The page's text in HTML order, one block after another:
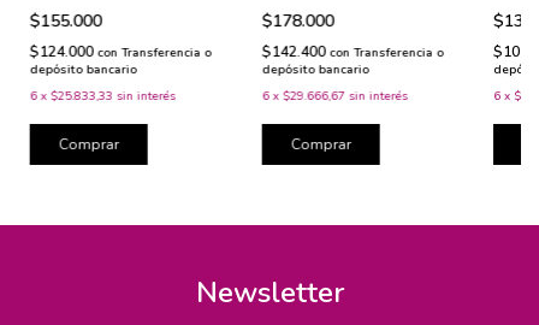
$155.000
$124.000 con Transferencia o
depósito bancario
6 x $25.833,33 sin interés
Comprar
$178.000
$142.400 con Transferencia o
depósito bancario
6 x $29.666,67 sin interés
Comprar
6 x
Newsletter